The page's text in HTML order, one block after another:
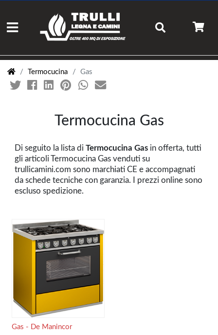
Termocucina Gas
Termocucina Gas
Di seguito la lista di Termocucina Gas in offerta, tutti
gli articoli Termocucina Gas venduti su
trullicamini.com sono marchiati CE e accompagnati
da schede tecniche con garanzia. I prezzi online sono
escluso spedizione.
Gas - De Manincor